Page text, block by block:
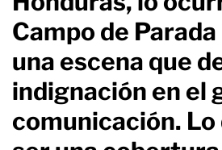
Campo de
una escena que
indignación en el
comunicación. Lo